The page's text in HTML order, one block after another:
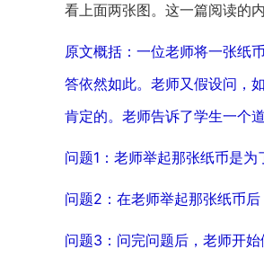
看上面两张图。这一篇阅读的
原文概括：一位老师将一张纸
答依然如此。老师又假设问，
肯定的。老师告诉了学生一个
问题1：老师举起那张纸币是为
问题2：在老师举起那张纸币
问题3：问完问题后，老师开始